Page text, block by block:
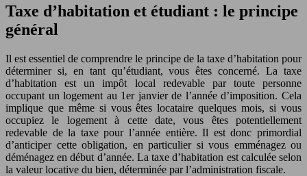
Taxe d’habitation et étudiant : le principe
général
Il est essentiel de comprendre le principe de la taxe d’habitation pour
déterminer si, en tant qu’étudiant, vous êtes concerné. La taxe
d’habitation est un impôt local redevable par toute personne
occupant un logement au 1er janvier de l’année d’imposition. Cela
implique que même si vous êtes locataire quelques mois, si vous
occupiez le logement à cette date, vous êtes potentiellement
redevable de la taxe pour l’année entière. Il est donc primordial
d’anticiper cette obligation, en particulier si vous emménagez ou
déménagez en début d’année. La taxe d’habitation est calculée selon
la valeur locative du bien, déterminée par l’administration fiscale.